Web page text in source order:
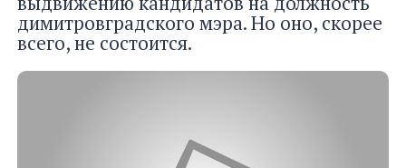
димитровградского мэра. Но оно, скорее
всего, не состоится.